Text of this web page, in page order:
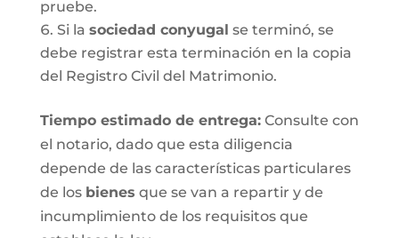
pruebe.
Si la sociedad conyugal se terminó, se
debe registrar esta terminación en la copia
del Registro Civil del Matrimonio.
Tiempo estimado de entrega:Consulte con
el notario, dado que esta diligencia
depende de las características particulares
de los bienes que se van a repartir y de
incumplimiento de los requisitos que